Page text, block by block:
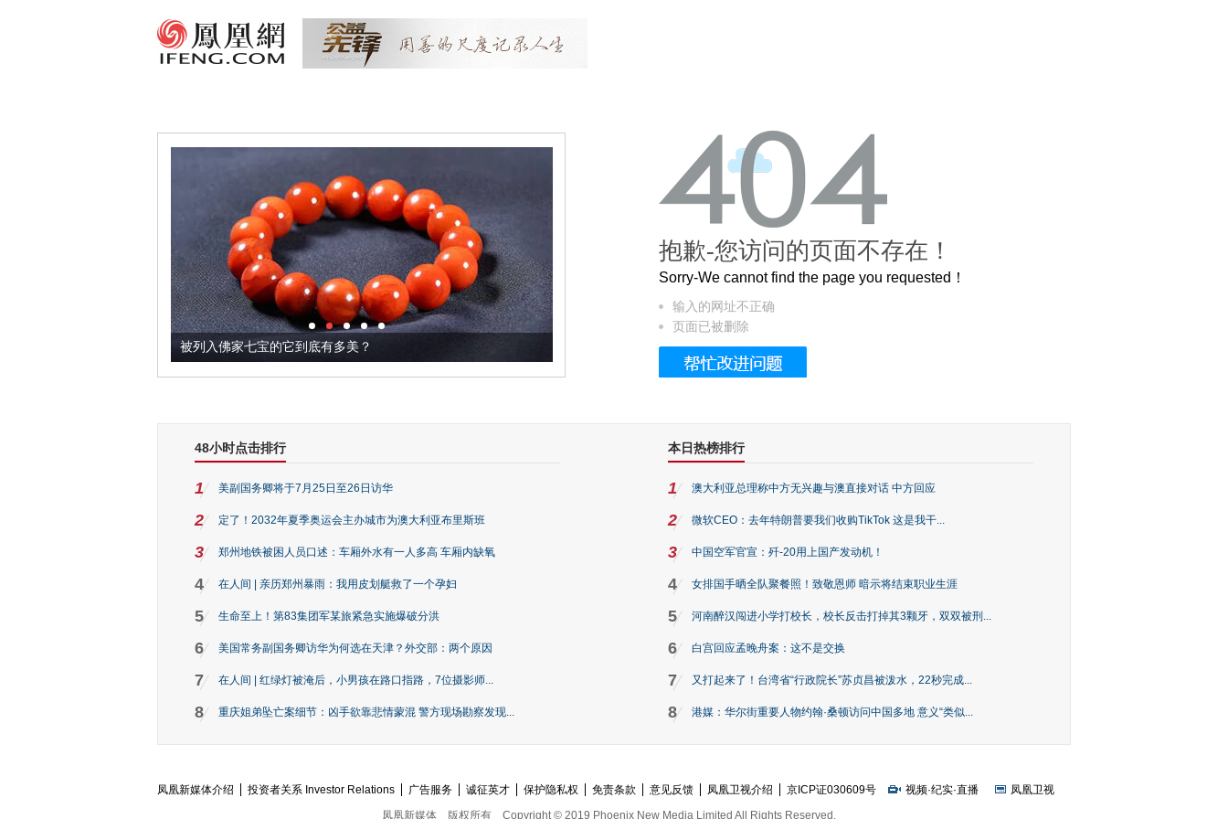
被列入佛家七宝的它到底有多美？ 这个3.2米的长卷，还原了600岁的紫禁城
抱歉-您访问的页面不存在！
Sorry-We cannot find the page you requested！
输入的网址不正确
页面已被删除
48小时点击排行
1 美副国务卿将于7月25日至26日访华
2 定了！2032年夏季奥运会主办城市为澳大利亚布里斯班
3 郑州地铁被困人员口述：车厢外水有一人多高 车厢内缺氧
4 在人间 | 亲历郑州暴雨：我用皮划艇救了一个孕妇
5 生命至上！第83集团军某旅紧急实施爆破分洪
6 美国常务副国务卿访华为何选在天津？外交部：两个原因
7 在人间 | 红绿灯被淹后，小男孩在路口指路，7位摄影师...
8 重庆姐弟坠亡案细节：凶手欲靠悲情蒙混 警方现场勘察发现...
本日热榜排行
1 澳大利亚总理称中方无兴趣与澳直接对话 中方回应
2 微软CEO：去年特朗普要我们收购TikTok 这是我干...
3 中国空军官宣：歼-20用上国产发动机！
4 女排国手晒全队聚餐照！致敬恩师 暗示将结束职业生涯
5 河南醉汉闯进小学打校长，校长反击打掉其3颗牙，双双被刑...
6 白宫回应孟晚舟案：这不是交换
7 又打起来了！台湾省“行政院长”苏贞昌被泼水，22秒完成...
8 港媒：华尔街重要人物约翰·桑顿访问中国多地 意义“类似...
凤凰新媒体介绍 投资者关系 Investor Relations 广告服务 诚征英才 保护隐私权 免责条款 意见反馈 凤凰卫视介绍 京ICP证030609号 视频·纪实·直播
凤凰卫视
凤凰新媒体
版权所有 Copyright © 2019 Phoenix New Media Limited All Rights Reserved.